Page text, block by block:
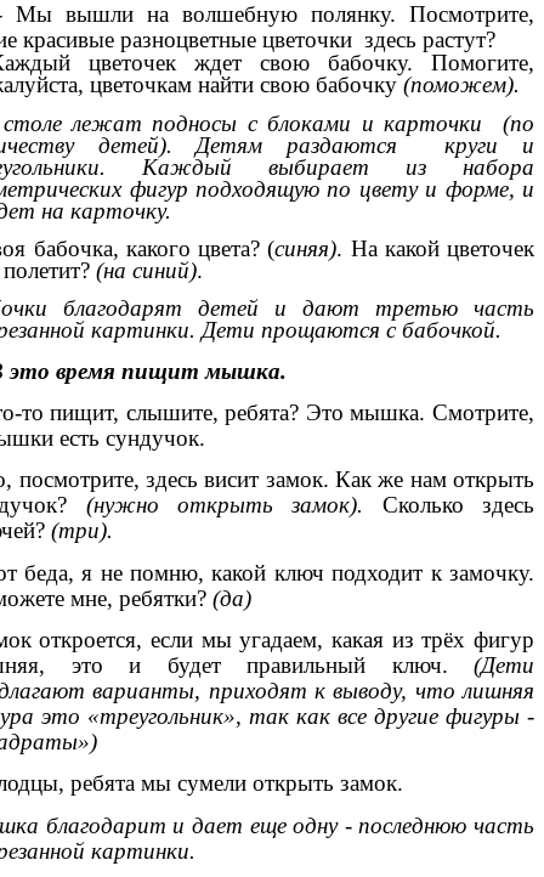
Мы вышли на волшебную полянку. Посмотрите,
красивые разноцветные цветочки здесь растут?
цветочек ждет свою бабочку. Помогите,
цветочкам найти свою бабочку(поможем).
лежат подносы с блоками и карточки (по
детей). Детям раздаются круги и
Каждый выбирает из набора
фигур подходящую по цвету и форме, и
на карточку.
бабочка, какого цвета? (синяя). На какой цветочек
(на синий).
благодарят детей и
дают третью часть
картинки. Дети прощаются с бабочкой.
это время пищит мышка.
то пищит, слышите, ребята? Это мышка. Смотрите,
есть сундучок.
посмотрите, здесь висит замок. Как же нам открыть
(нужно открыть замок).
Сколько здесь
(три).
беда, я не помню, какой ключ подходит к замочку.
мне, ребятки?(да)
откроется, если мы угадаем, какая из трёх фигур
это и будет правильный ключ. (Дети
варианты, приходят к выводу, что лишняя
это «треугольник», так как все другие фигуры -
ребята мы сумели открыть замок.
благодарит и дает еще одну - последнюю часть
картинки.